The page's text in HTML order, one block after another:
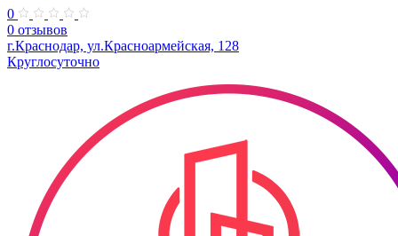
0
0 отзывов
г.Краснодар, ул.​Красноармейская, 128
Круглосуточно